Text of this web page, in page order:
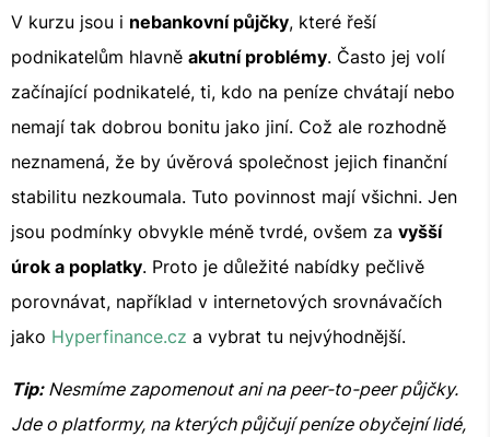
V kurzu jsou i nebankovní půjčky, které řeší
podnikatelům hlavně akutní problémy. Často jej volí
začínající podnikatelé, ti, kdo na peníze chvátají nebo
nemají tak dobrou bonitu jako jiní. Což ale rozhodně
neznamená, že by úvěrová společnost jejich finanční
stabilitu nezkoumala. Tuto povinnost mají všichni. Jen
jsou podmínky obvykle méně tvrdé, ovšem za vyšší
úrok a poplatky. Proto je důležité nabídky pečlivě
porovnávat, například v internetových srovnávačích
jako Hyperfinance.cz a vybrat tu nejvýhodnější.
Tip: Nesmíme zapomenout ani na peer-to-peer půjčky.
Jde o platformy, na kterých půjčují peníze obyčejní lidé,